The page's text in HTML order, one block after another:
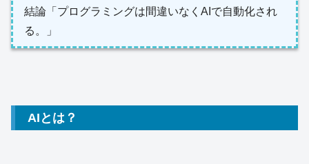
結論「プログラミングは間違いなくAIで自動化され
る。」
AIとは？